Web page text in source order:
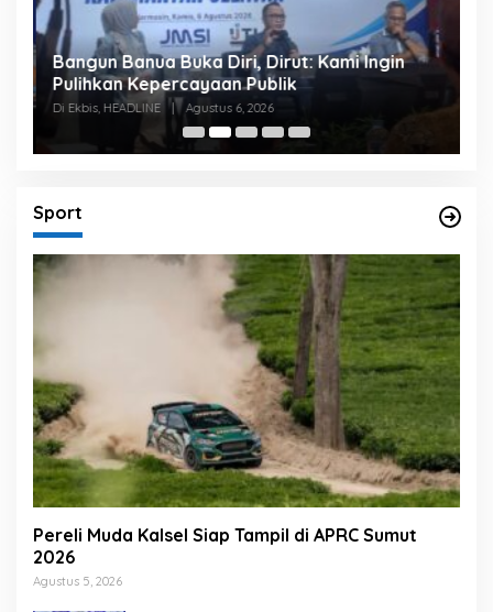
Bangun Banua Buka Diri, Dirut: Kami Ingin
Pulihkan Kepercayaan Publik
Di Ekbis, HEADLINE | Agustus 6, 2026
Sport
Pereli Muda Kalsel Siap Tampil di APRC Sumut
2026
Agustus 5, 2026